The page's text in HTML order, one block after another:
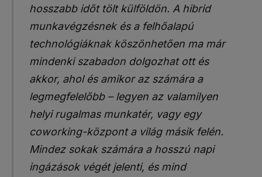
hosszabb időt tölt külföldön. A hibrid
munkavégzésnek és a felhőalapú
technológiáknak köszönhetően ma már
mindenki szabadon dolgozhat ott és
akkor, ahol és amikor az számára a
legmegfelelőbb – legyen az valamilyen
helyi rugalmas munkatér, vagy egy
coworking-központ a világ másik felén.
Mindez sokak számára a hosszú napi
ingázások végét jelenti, és mind